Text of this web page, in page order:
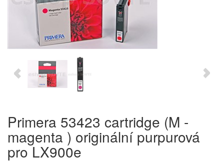
Primera 53423 cartridge (M -
magenta ) originální purpurová
pro LX900e